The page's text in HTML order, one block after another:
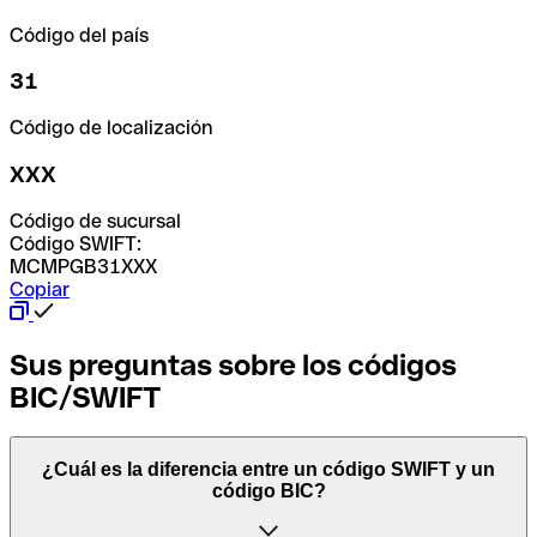
Código del país
31
Código de localización
XXX
Código de sucursal
Código SWIFT:
MCMPGB31XXX
Copiar
Sus preguntas sobre los códigos
BIC/SWIFT
¿Cuál es la diferencia entre un código SWIFT y un
código BIC?